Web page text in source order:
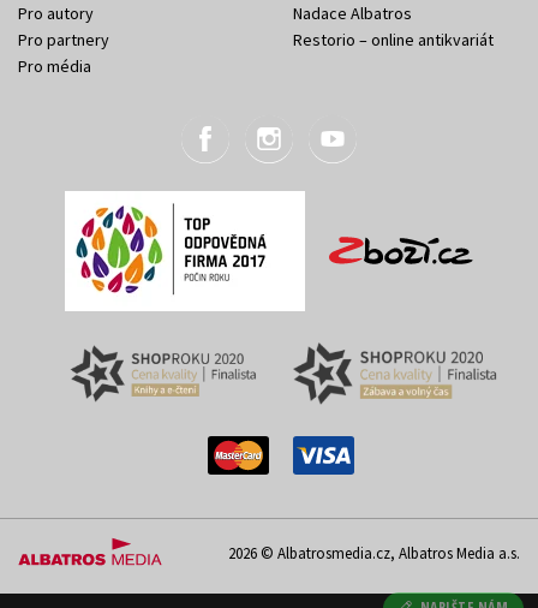
Pro autory
Pro partnery
Pro média
Nadace Albatros
Restorio – online antikvariát
2026 © Albatrosmedia.cz, Albatros Media a.s.